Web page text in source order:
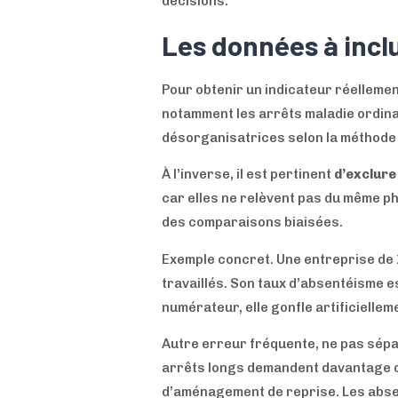
Les données à
Pour obtenir un indicateur
notamment les arrêts maladie
désorganisatrices selon la
À l’inverse, il est pertinent
car elles ne relèvent pas du même
des comparaisons biaisées.
Exemple concret. Une entreprise
travaillés. Son taux d’absentéisme
numérateur, elle gonfle
Autre erreur fréquente, ne pas
arrêts longs demandent davantage
d’aménagement de reprise. Les